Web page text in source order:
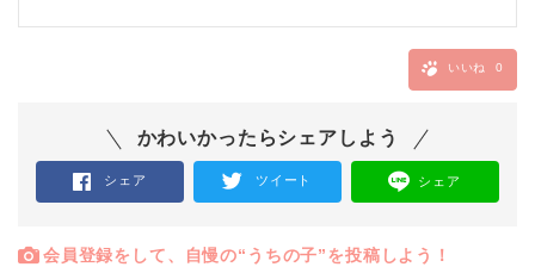
いいね 0
かわいかったらシェアしよう
シェア ツイート シェア
会員登録をして、自慢の“うちの子”を投稿しよう！